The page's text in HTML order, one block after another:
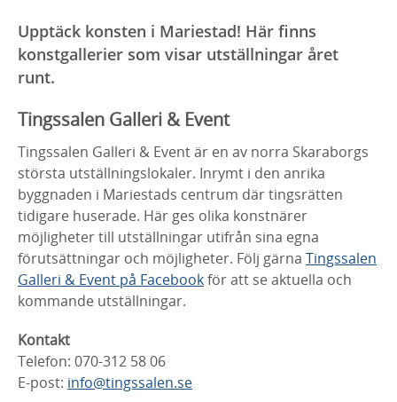
Upptäck konsten i Mariestad! Här finns
konstgallerier som visar utställningar året
runt.
Tingssalen Galleri & Event
Tingssalen Galleri & Event är en av norra Skaraborgs
största utställningslokaler. Inrymt i den anrika
byggnaden i Mariestads centrum där tingsrätten
tidigare huserade. Här ges olika konstnärer
möjligheter till utställningar utifrån sina egna
förutsättningar och möjligheter. Följ gärna Tingssalen
Galleri & Event på Facebookför att se aktuella och
kommande utställningar.
Kontakt
Telefon: 070-312 58 06
E-post: info@tingssalen.se